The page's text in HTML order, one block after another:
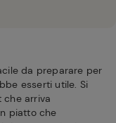
da preparare per
esserti utile. Si
che arriva
piatto che